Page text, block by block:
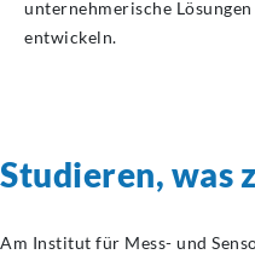
unternehmerische
entwickeln.
Studieren, was
Am Institut für Mess- und